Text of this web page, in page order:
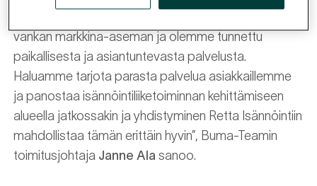
vankan markkina-aseman ja olemme tunnettu
paikallisesta ja asiantuntevasta palvelusta.
Haluamme tarjota parasta palvelua asiakkaillemme
ja panostaa isännöintiliiketoiminnan kehittämiseen
alueella jatkossakin ja yhdistyminen Retta Isännöintiin
mahdollistaa tämän erittäin hyvin”, Buma-Teamin
toimitusjohtaja Janne Ala sanoo.